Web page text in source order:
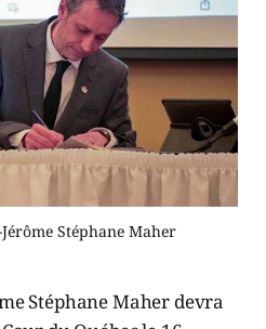
Stéphane Maher
Stéphane Maher devra